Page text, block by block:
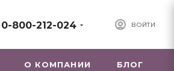
ВОЙТИ
0-800-212-024
О КОМПАНИИ БЛОГ